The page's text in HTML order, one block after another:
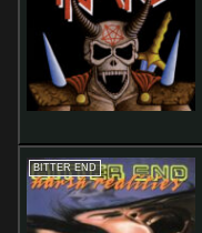
BITTER END